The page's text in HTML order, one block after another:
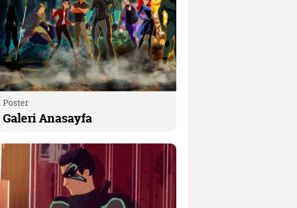
Poster
Galeri Anasayfa